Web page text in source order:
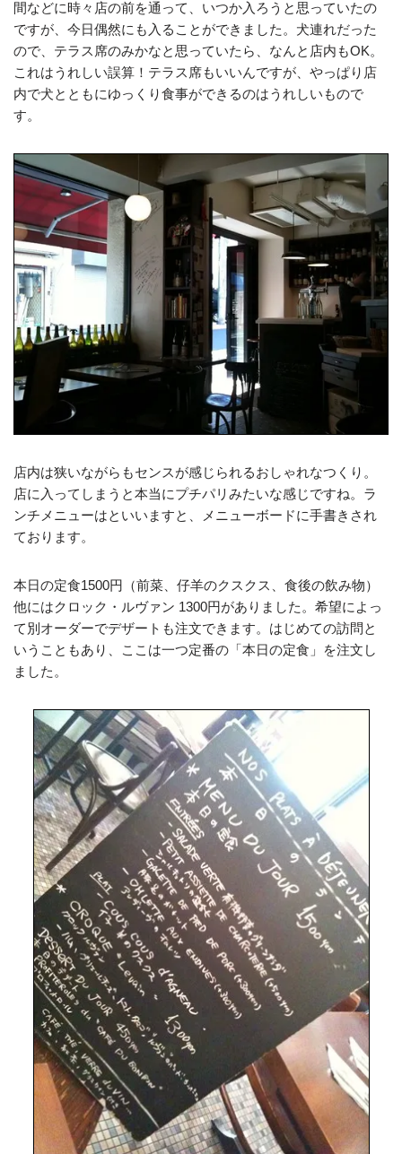
間などに時々店の前を通って、いつか入ろうと思っていたの
ですが、今日偶然にも入ることができました。犬連れだった
ので、テラス席のみかなと思っていたら、なんと店内もOK。
これはうれしい誤算！テラス席もいいんですが、やっぱり店
内で犬とともにゆっくり食事ができるのはうれしいもので
す。
店内は狭いながらもセンスが感じられるおしゃれなつくり。
店に入ってしまうと本当にプチパリみたいな感じですね。ラ
ンチメニューはといいますと、メニューボードに手書きされ
ております。
本日の定食1500円（前菜、仔羊のクスクス、食後の飲み物）
他にはクロック・ルヴァン 1300円がありました。希望によっ
て別オーダーでデザートも注文できます。はじめての訪問と
いうこともあり、ここは一つ定番の「本日の定食」を注文し
ました。